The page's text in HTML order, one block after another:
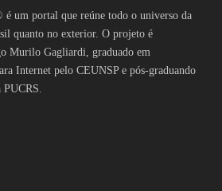
é um portal que reúne todo o universo da
quanto no exterior. O projeto é
Murilo Gagliardi, graduado em
Internet pelo CEUNSP e pós-graduando